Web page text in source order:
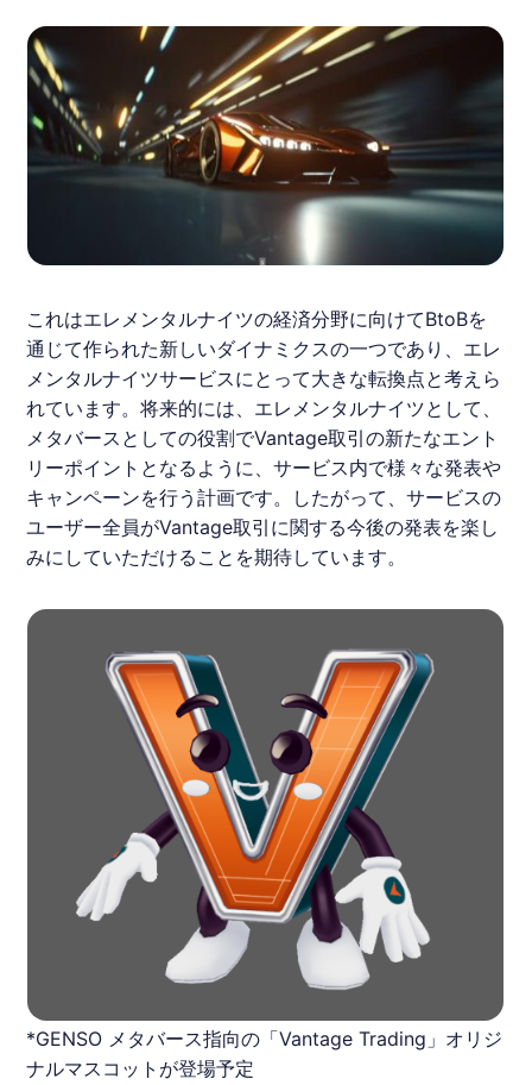
これはエレメンタルナイツの経済分野に向けてBtoBを
通じて作られた新しいダイナミクスの一つであり、エレ
メンタルナイツサービスにとって大きな転換点と考えら
れています。将来的には、エレメンタルナイツとして、
メタバースとしての役割でVantage取引の新たなエント
リーポイントとなるように、サービス内で様々な発表や
キャンペーンを行う計画です。したがって、サービスの
ユーザー全員がVantage取引に関する今後の発表を楽し
みにしていただけることを期待しています。
*GENSO メタバース指向の「Vantage Trading」オリジ
ナルマスコットが登場予定